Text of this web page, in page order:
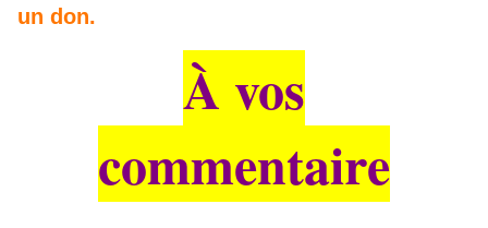
un don.
À vos
commentaire